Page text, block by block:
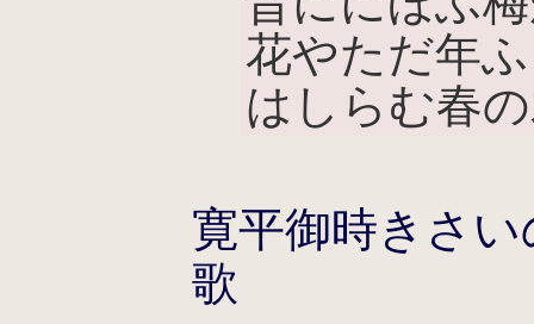
花やただ年
はしらむ春
寛平御時きさ
歌